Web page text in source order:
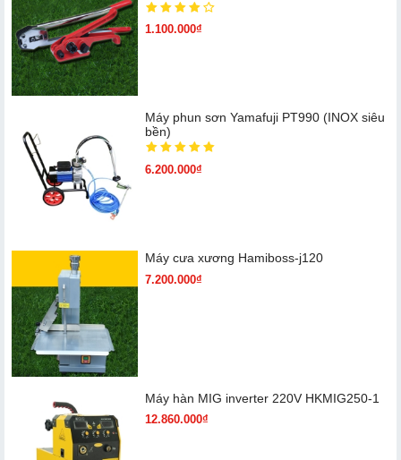
1.100.000₫
Máy phun sơn Yamafuji PT990 (INOX siêu
bền)
6.200.000₫
Máy cưa xương Hamiboss-j120
7.200.000₫
Máy hàn MIG inverter 220V HKMIG250-1
12.860.000₫